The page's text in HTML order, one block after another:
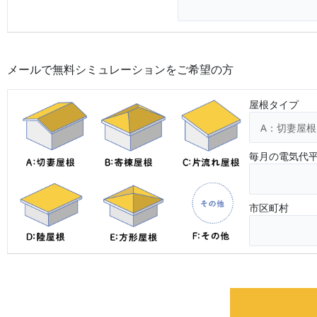
メールで無料シミュレーションをご希望の方
屋根タイプ
毎月の電気代
市区町村